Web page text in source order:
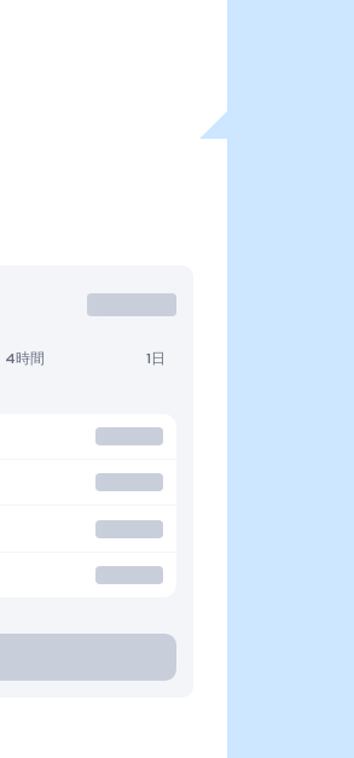
4時間 1日